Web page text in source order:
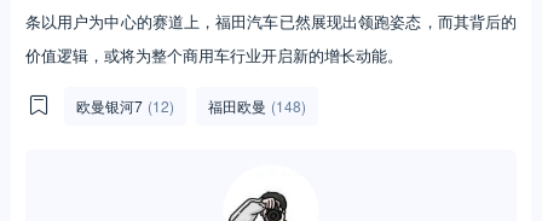
条以用户为中心的赛道上，福田汽车已然展现出领跑姿态，而其背后的
价值逻辑，或将为整个商用车行业开启新的增长动能。
欧曼银河7 (12) 福田欧曼 (148)